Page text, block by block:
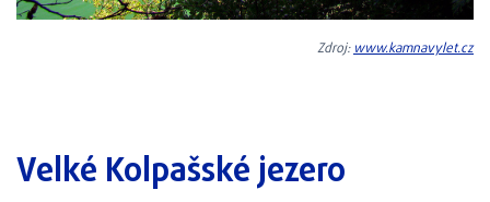
Zdroj:www.kamnavylet.cz
Velké Kolpašské jezero